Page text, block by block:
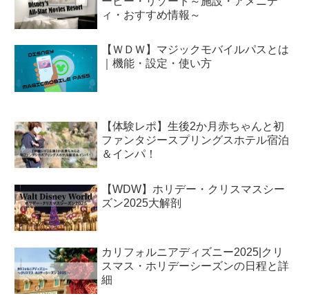
ィ・おすすめ情報～
【ＷＤＷ】マジックモバイルパスとは
｜機能・設定・使い方
【体験レポ】生後2か月赤ちゃんと初
ファンタジースプリングスホテル宿泊
＆インパ！
【WDW】ホリデー・クリスマスシー
ズン2025大解剖
カリフォルニアディズニー2025|クリ
スマス・ホリデーシーズンの日程と詳
細